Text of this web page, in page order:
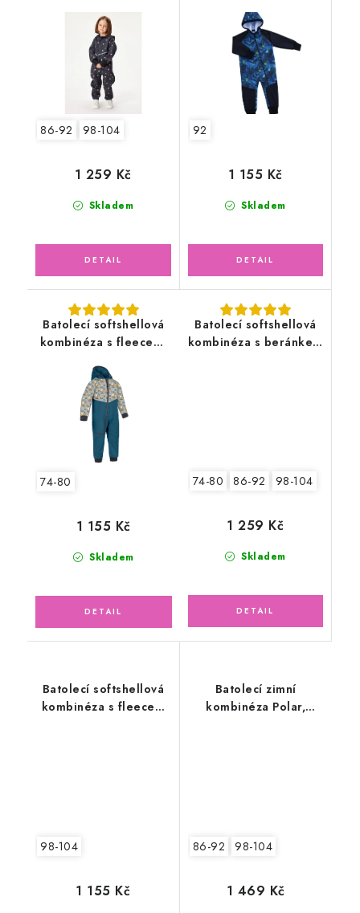
86-92 98-104
Skladem
1 259 Kč
92
Skladem
1 155 Kč
Batolecí softshellová
kombinéza s fleecem,
74-80
Skladem
1 155 Kč
Batolecí softshellová
kombinéza s beránkem
74-80 86-92 98-104
Skladem
1 259 Kč
Batolecí softshellová
kombinéza s fleecem
98-104
1 155 Kč
Batolecí zimní
kombinéza Polar,
86-92 98-104
1 469 Kč